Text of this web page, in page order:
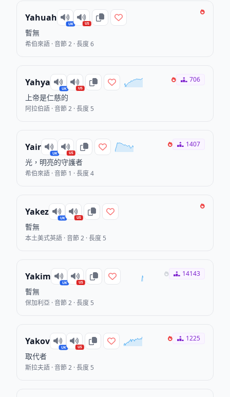
Yahuah
UK US
暫無
希伯來語 · 音節 2 · 長度 6
Yahya
UK US
上帝是仁慈的
阿拉伯語 · 音節 2 · 長度 5
706
Yair
UK US
光，明亮的守護者
希伯來語 · 音節 1 · 長度 4
1407
Yakez
UK US
暫無
本土美式英語 · 音節 2 · 長度 5
Yakim
UK US
暫無
保加利亞 · 音節 2 · 長度 5
14143
Yakov
UK US
取代者
斯拉夫語 · 音節 2 · 長度 5
1225